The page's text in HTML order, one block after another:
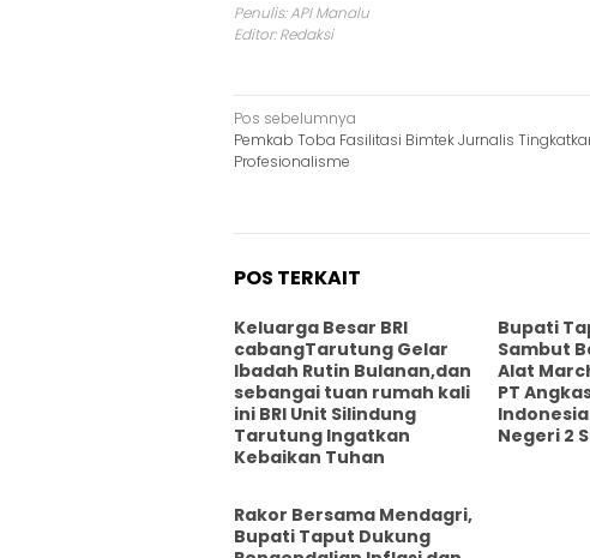
Penulis: API Manalu
Editor: Redaksi
Navigasi
pos
Pos sebelumnya
Pemkab Toba Fasilitasi Bimtek Jurnalis
Profesionalisme
POS TERKAIT
Keluarga Besar BRI
cabangTarutung Gelar
Ibadah Rutin Bulanan,dan
sebangai tuan rumah kali
ini BRI Unit Silindung
Tarutung Ingatkan
Kebaikan Tuhan
Bupati
Sambut
Alat
PT
Negeri 2
Rakor Bersama Mendagri,
Bupati Taput Dukung